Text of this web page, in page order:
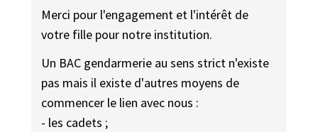
Merci pour l'engagement et l'intérêt de
votre fille pour notre institution.
Un BAC gendarmerie au sens strict n'existe
pas mais il existe d'autres moyens de
commencer le lien avec nous :
- les cadets ;